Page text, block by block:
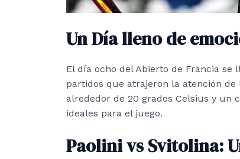
Un Día lleno de
El día ocho del Abierto de Francia
partidos que atrajeron la atención
alrededor de 20 grados Celsius y un
ideales para el juego.
Paolini vs Svitolina: